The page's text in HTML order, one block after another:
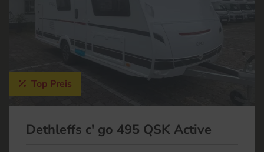
Top Preis
Dethleffs c' go 495 QSK Active